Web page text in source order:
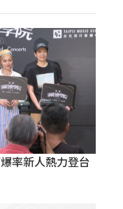
率新人熱力登台